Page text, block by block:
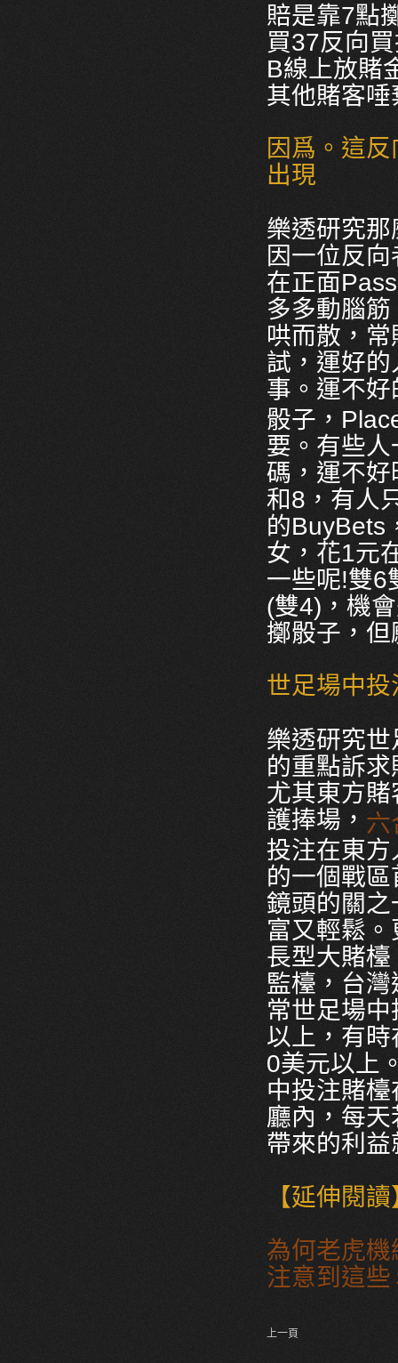
賠是靠7點
買37反向
B線上放賭
其他賭客唾
因爲。這
出現
樂透研究
因一位反
在正面
多多動腦
哄而散，
試，運好
事。運不
骰子，
要。有些
碼，運不
和8，有人
的BuyBets
女，花1元
一些呢!雙6
(雙4)，機
擲骰子，
世足場中投
樂透研究
的重點訴
尤其東方
護捧場， 六
投注在東
的一個戰
鏡頭的關
富又輕鬆
長型大賭
監檯，台
常世足場
以上，有
0美元以上
中投注賭
廳內，每
帶來的利
【延伸閱
為何老虎
注意到這
上一頁